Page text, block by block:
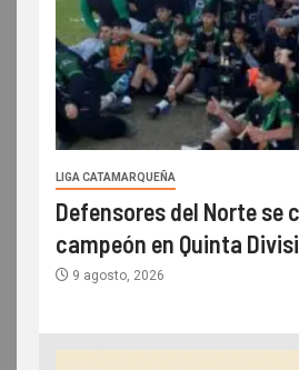
LIGA CATAMARQUEÑA
Defensores del Norte se
campeón en Quinta
9 agosto, 2026